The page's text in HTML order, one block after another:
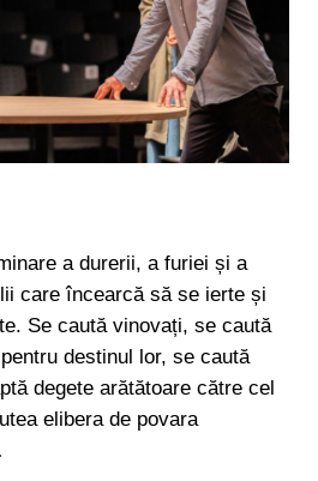
a durerii, a furiei și a
care încearcă să se ierte și
Se caută vinovați, se caută
destinul lor, se caută
degete arătătoare către cel
elibera de povara